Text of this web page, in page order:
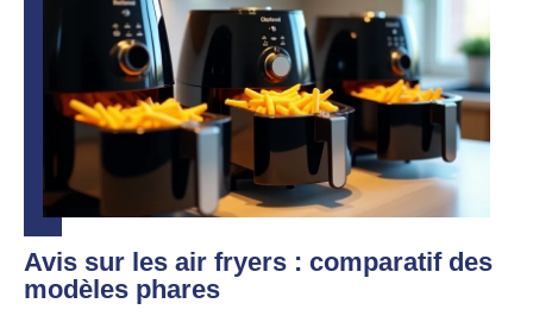
Avis sur les air fryers : comparatif des
modèles phares